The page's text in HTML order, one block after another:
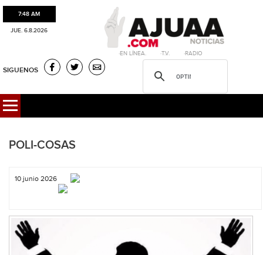
7:48 AM
JUE. 6.8.2026
·EN LÍNEA. ·T.V. ·RADIO
SIGUENOS
POLI-COSAS
10 junio 2026